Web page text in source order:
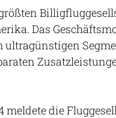
Das
meldete die